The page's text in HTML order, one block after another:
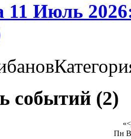
11 Июль
событий (2)
«<
Пн